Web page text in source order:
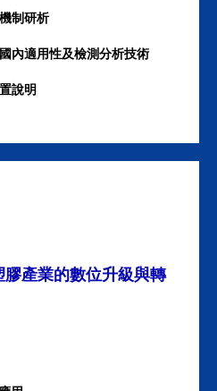
制研析
內適用性及檢測分析技術
說明
產業的數位升級與轉